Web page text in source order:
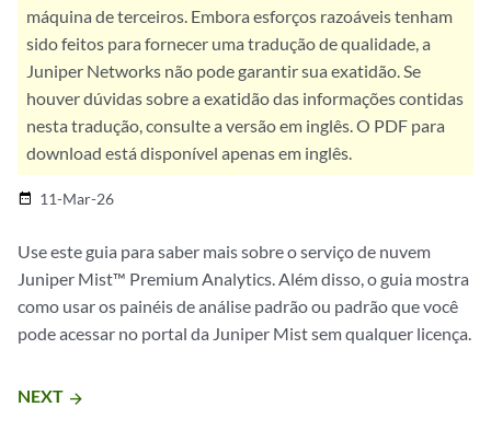
máquina de terceiros. Embora esforços razoáveis tenham
sido feitos para fornecer uma tradução de qualidade, a
Juniper Networks não pode garantir sua exatidão. Se
houver dúvidas sobre a exatidão das informações contidas
nesta tradução, consulte a versão em inglês. O PDF para
download está disponível apenas em inglês.
date_range 11-Mar-26
Use este guia para saber mais sobre o serviço de nuvem
Juniper Mist™ Premium Analytics. Além disso, o guia mostra
como usar os painéis de análise padrão ou padrão que você
pode acessar no portal da Juniper Mist sem qualquer licença.
NEXT arrow_forward